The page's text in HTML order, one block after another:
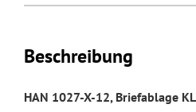
Beschreibung
HAN 1027-X-12, Briefablage